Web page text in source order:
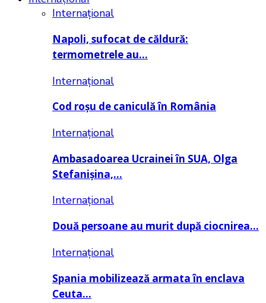
Internațional
Napoli, sufocat de căldură:
termometrele au…
Internațional
Cod roșu de caniculă în România
Internațional
Ambasadoarea Ucrainei în SUA, Olga
Stefanișina,…
Internațional
Două persoane au murit după ciocnirea…
Internațional
Spania mobilizează armata în enclava
Ceuta…